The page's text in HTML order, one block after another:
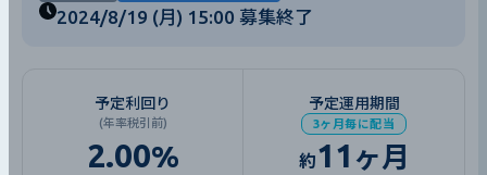
2024/8/19 (月) 15:00 募集終了
予定利回り
(年率税引前)
2.00%
予定運用期間
3ヶ月毎に配当
約11 ヶ月